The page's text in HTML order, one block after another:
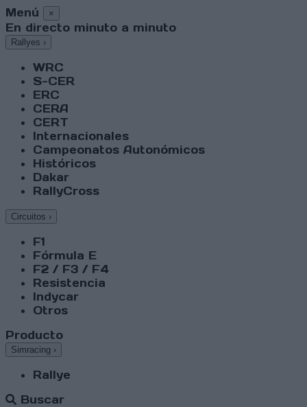
Menú ×
En directo minuto a minuto
Rallyes ›
WRC
S-CER
ERC
CERA
CERT
Internacionales
Campeonatos Autonómicos
Históricos
Dakar
RallyCross
Circuitos ›
F1
Fórmula E
F2 / F3 / F4
Resistencia
Indycar
Otros
Producto
Simracing ›
Rallye
Buscar